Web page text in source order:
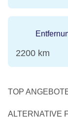
2200 km
TOP
ALTERNATIVE